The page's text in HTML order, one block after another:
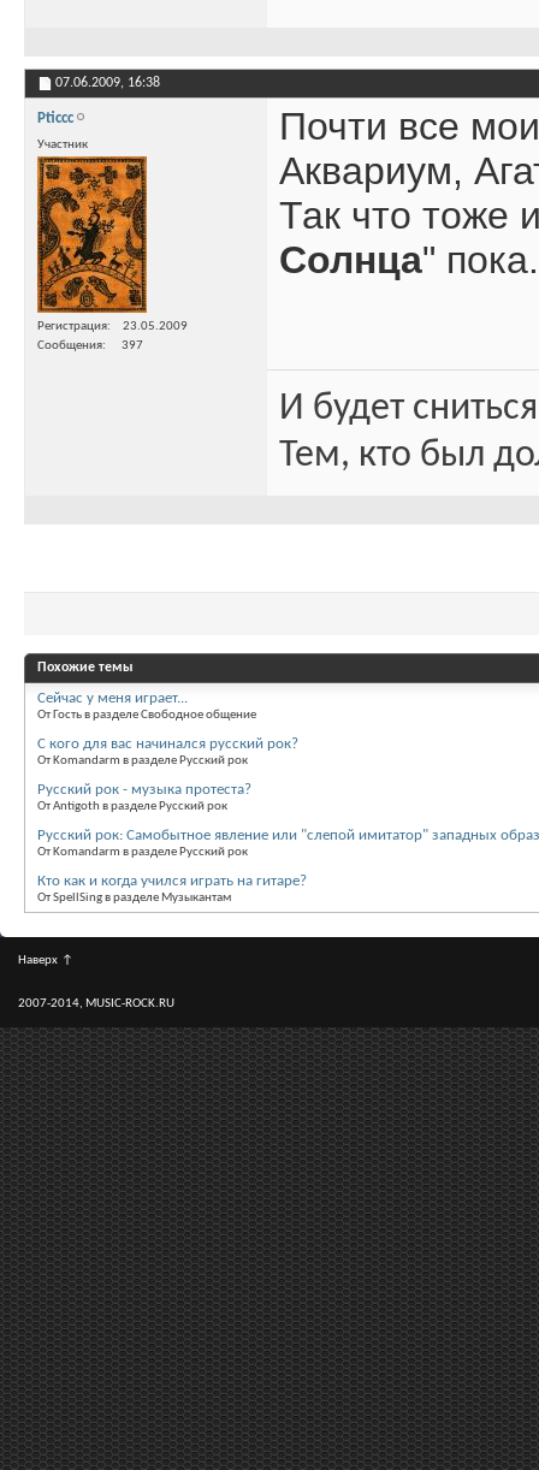
07.06.2009, 16:38
Pticcc
Участник
Регистрация
23.05.2009
Сообщения
397
Почти все
Аквариум,
Так что тоже
Солнца" пока.
И будет
Тем, кто был
Похожие темы
Сейчас у меня играет...
От Гость в разделе Свободное общение
С кого для вас начинался русский рок?
От Komandarm в разделе Русский рок
Русский рок - музыка протеста?
От Antigoth в разделе Русский рок
Русский рок: Самобытное явление или "слепой имитатор" западных
От Komandarm в разделе Русский рок
Кто как и когда учился играть на гитаре?
От SpellSing в разделе Музыкантам
Наверх ↑
2007-2014, MUSIC-ROCK.RU